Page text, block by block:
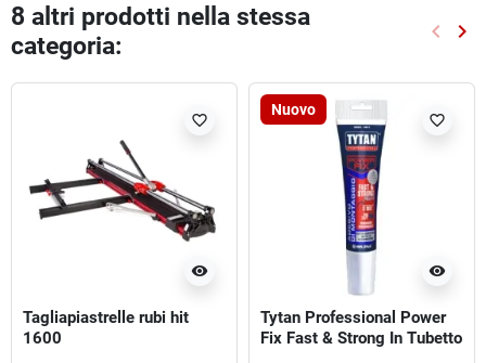
8 altri prodotti nella stessa
categoria:
keyboard_arrow_left keyboard_arrow_right
visibility
favorite_border
Tagliapiastrelle rubi hit
1600
Nuovo
visibility
favorite_border
Tytan Professional Power
Fix Fast & Strong In Tubetto